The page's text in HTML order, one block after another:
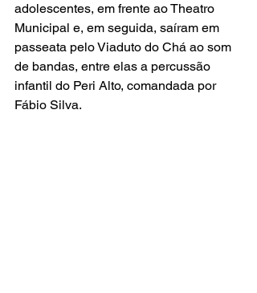
adolescentes, em frente ao Theatro
Municipal e, em seguida, saíram em
passeata pelo Viaduto do Chá ao som
de bandas, entre elas a percussão
infantil do Peri Alto, comandada por
Fábio Silva.